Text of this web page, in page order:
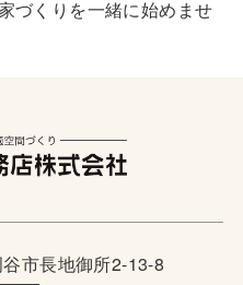
づくりを一緒に始めませ
市長地御所2-13-8